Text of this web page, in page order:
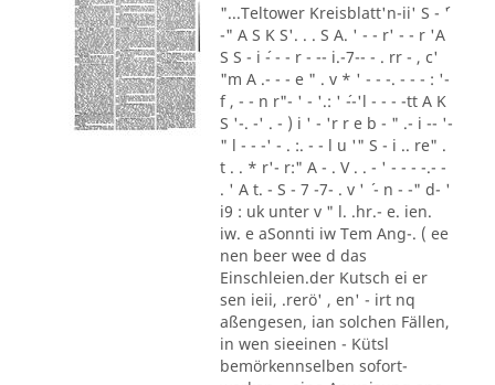
"...Teltower Kreisblatt'n-ii' S - ´'
-" A S K S'. . . S A. ' - - r' - - r 'A
S S - i ´- - - r - -- i.-7-- - . rr - , c'
"m A .- - - e " . v * ' - - -. - - - : '-
f , - - n r"- ' - '.: ' ´--'l - - - -tt A K
S '-. -' . - ) i ' - 'r r e b - " .- i -- '-
" l - - -' - . :. - - l u '" S - i .. re" .
t . . * r'- r:" A - . V . . - ' - - - -.- -
. ' A t. - S - 7 -7- . v ' ´ - n - -" d- '
i9 : uk unter v " l. .hr.- e. ien.
iw. e aSonnti iw Tem Ang-. ( ee
nen beer wee d das
Einschleien.der Kutsch ei er
sen ieii, .rerö' , en' - irt nq
aßengesen, ian solchen Fällen,
in wen sieeinen - Kütsl
bemörkennselben sofort-